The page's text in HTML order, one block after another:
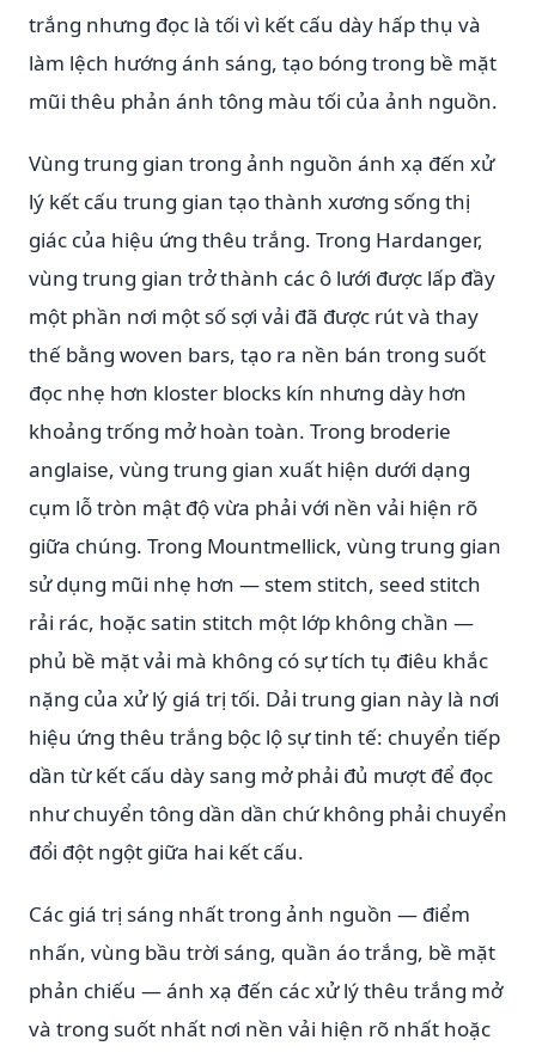
trắng nhưng đọc là tối vì kết cấu dày hấp thụ và
làm lệch hướng ánh sáng, tạo bóng trong bề mặt
mũi thêu phản ánh tông màu tối của ảnh nguồn.
Vùng trung gian trong ảnh nguồn ánh xạ đến xử
lý kết cấu trung gian tạo thành xương sống thị
giác của hiệu ứng thêu trắng. Trong Hardanger,
vùng trung gian trở thành các ô lưới được lấp đầy
một phần nơi một số sợi vải đã được rút và thay
thế bằng woven bars, tạo ra nền bán trong suốt
đọc nhẹ hơn kloster blocks kín nhưng dày hơn
khoảng trống mở hoàn toàn. Trong broderie
anglaise, vùng trung gian xuất hiện dưới dạng
cụm lỗ tròn mật độ vừa phải với nền vải hiện rõ
giữa chúng. Trong Mountmellick, vùng trung gian
sử dụng mũi nhẹ hơn — stem stitch, seed stitch
rải rác, hoặc satin stitch một lớp không chần —
phủ bề mặt vải mà không có sự tích tụ điêu khắc
nặng của xử lý giá trị tối. Dải trung gian này là nơi
hiệu ứng thêu trắng bộc lộ sự tinh tế: chuyển tiếp
dần từ kết cấu dày sang mở phải đủ mượt để đọc
như chuyển tông dần dần chứ không phải chuyển
đổi đột ngột giữa hai kết cấu.
Các giá trị sáng nhất trong ảnh nguồn — điểm
nhấn, vùng bầu trời sáng, quần áo trắng, bề mặt
phản chiếu — ánh xạ đến các xử lý thêu trắng mở
và trong suốt nhất nơi nền vải hiện rõ nhất hoặc